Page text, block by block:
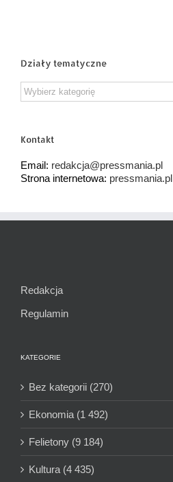
Działy tematyczne
Działy
tematyczne
Kontakt
Email: redakcja@pressmania.pl
Strona internetowa: pressmania.pl
Redakcja
Regulamin
KATEGORIE
Bez kategorii (270)
Ekonomia (1 492)
Felietony (9 184)
Kultura (4 435)